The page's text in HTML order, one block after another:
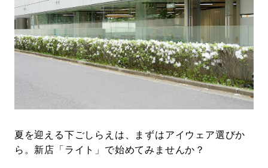
夏を迎える下ごしらえは、まずはアイウェア選びか
ら。新店「ライト」で始めてみませんか？